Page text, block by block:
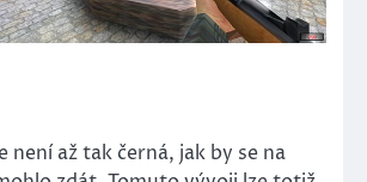
není až tak černá, jak by se na